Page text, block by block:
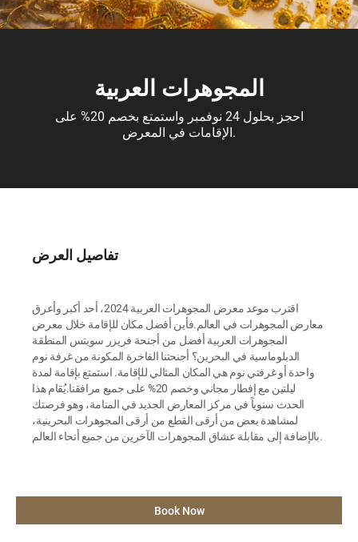
المجوهرات العربية
احجز بحلول 24 نوفمبر واستمتع بخصم 20% على
الإقامات في المعرض.
تفاصيل العرض
اقترب موعد معرض المجوهرات العربية 2024، أحد أكبر وأعرق
معارض المجوهرات في العالم.فأين أفضل مكان للإقامة خلال معرض
المجوهرات العربية أفضل من أجنحة فريزر سويتس المنطقة
الدبلوماسية في البحرين؟ أجنحتنا الفاخرة المكونة من غرفة نوم
واحدة أو غرفتي نوم هي المكان المثالي للإقامة. استمتع بإقامة لمدة
ليلتين مع إفطار مجاني وخصم 20% على جميع مرافقنا.يُقام هذا
الحدث سنوياً في مركز المعارض الجديد في المنامة، وهو فرصتك
لمشاهدة بعض من أرقى القطع من أرقى المجوهرات البحرينية،
بالإضافة إلى مقابلة عشاق المجوهرات الآخرين من جميع أنحاء العالم.
Book Now